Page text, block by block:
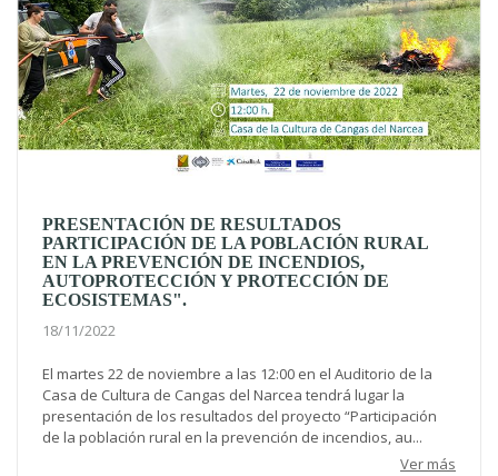
PRESENTACIÓN DE RESULTADOS
PARTICIPACIÓN DE LA POBLACIÓN RURAL
EN LA PREVENCIÓN DE INCENDIOS,
AUTOPROTECCIÓN Y PROTECCIÓN DE
ECOSISTEMAS".
18/11/2022
El martes 22 de noviembre a las 12:00 en el Auditorio de la
Casa de Cultura de Cangas del Narcea tendrá lugar la
presentación de los resultados del proyecto “Participación
de la población rural en la prevención de incendios, au...
Ver más